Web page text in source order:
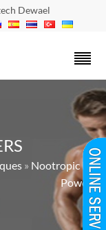
Dewael
» Nootropic Raw
Powders